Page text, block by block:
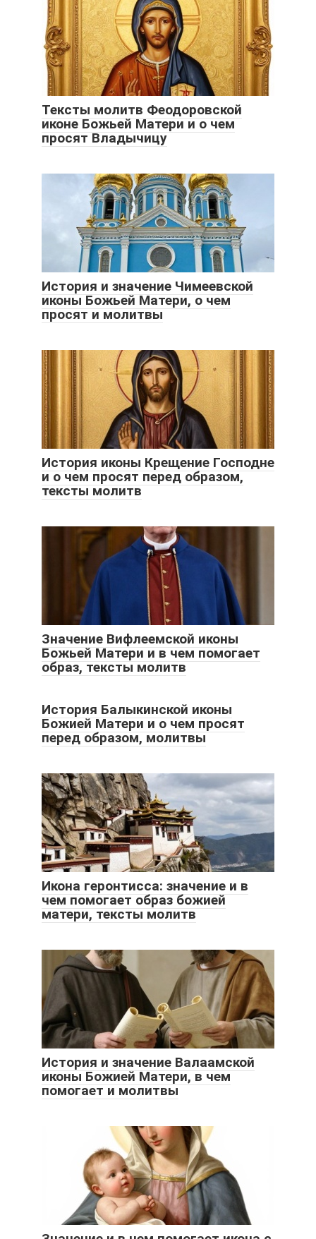
Тексты молитв Феодоровской
иконе Божьей Матери и о чем
просят Владычицу
История и значение Чимеевской
иконы Божьей Матери, о чем
просят и молитвы
История иконы Крещение Господне
и о чем просят перед образом,
тексты молитв
Значение Вифлеемской иконы
Божьей Матери и в чем помогает
образ, тексты молитв
История Балыкинской иконы
Божией Матери и о чем просят
перед образом, молитвы
Икона геронтисса: значение и в
чем помогает образ божией
матери, тексты молитв
История и значение Валаамской
иконы Божией Матери, в чем
помогает и молитвы